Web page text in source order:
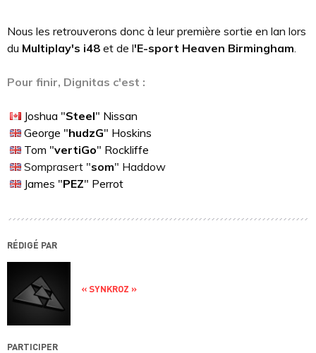
Nous les retrouverons donc à leur première sortie en lan lors
du Multiplay's i48 et de l'E-sport Heaven Birmingham.
Pour finir, Dignitas c'est :
Joshua "Steel" Nissan
George "hudzG" Hoskins
Tom "vertiGo" Rockliffe
Somprasert "som" Haddow
James "PEZ" Perrot
RÉDIGÉ PAR
« SYNKROZ »
PARTICIPER